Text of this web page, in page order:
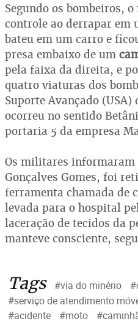
Segundo os bombeiros,
controle ao derrapar em
bateu em um carro e
presa embaixo de um
pela faixa da direita, e
quatro viaturas dos
Suporte Avançado (USA)
ocorreu no sentido
portaria 5 da empresa
Os militares
Gonçalves Gomes, foi
ferramenta chamada de
levada para o hospital
laceração de tecidos da
manteve consciente,
Tags #via do minério
#serviço de atendimento
#acidente
#moto